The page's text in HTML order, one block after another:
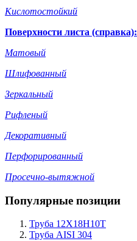
Кислотостойкий
Поверхности листа (справка):
Матовый
Шлифованный
Зеркальный
Рифленый
Декоративный
Перфорированный
Просечно-вытяжной
Популярные позиции
Труба 12Х18Н10Т
Труба AISI 304